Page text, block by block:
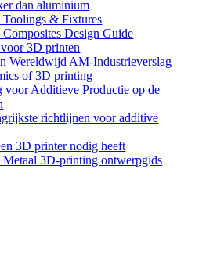
dan aluminium
Toolings & Fixtures
Design Guide
3D printen
Wereldwijd AM-Industrieverslag
of 3D printing
voor Additieve Productie op de
richtlijnen voor additive
3D printer nodig heeft
3D-printing ontwerpgids